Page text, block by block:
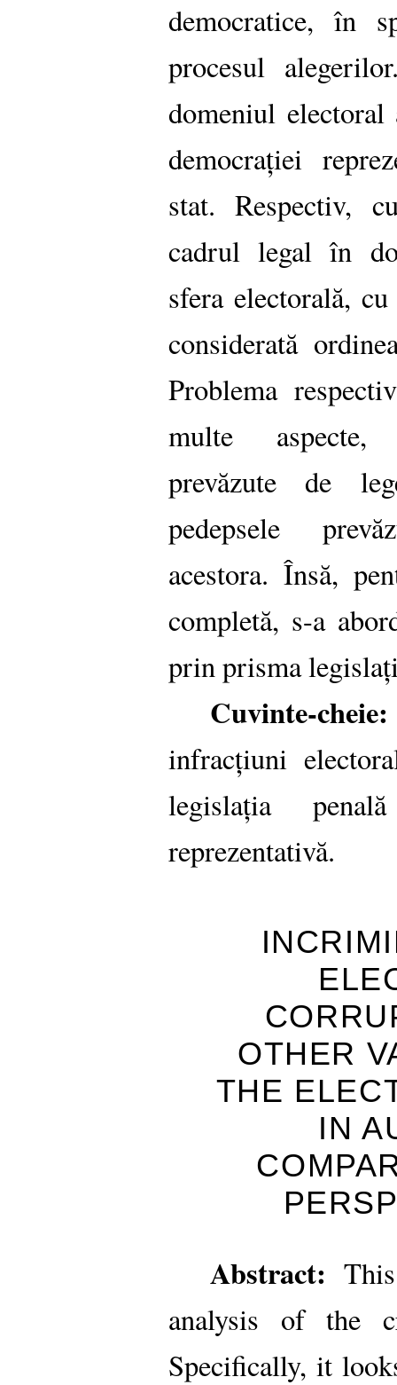
democratice, în
procesul
domeniul electoral
democrației
stat. Respectiv,
cadrul legal în
sfera electorală,
considerată
Problema
multe aspecte,
prevăzute de
pedepsele
acestora. Însă,
completă, s-a
prin prisma
Cuvinte-cheie:
infracțiuni
legislația
reprezentativă.
OTHER
THE
IN
Abstract:
analysis of the
Specifically, it